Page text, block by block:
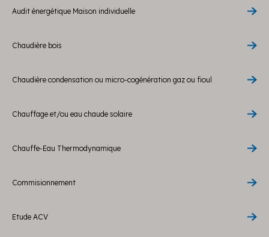
Audit énergétique Maison individuelle
Chaudière bois
Chaudière condensation ou micro-cogénération gaz ou fioul
Chauffage et/ou eau chaude solaire
Chauffe-Eau Thermodynamique
Commisionnement
Etude ACV